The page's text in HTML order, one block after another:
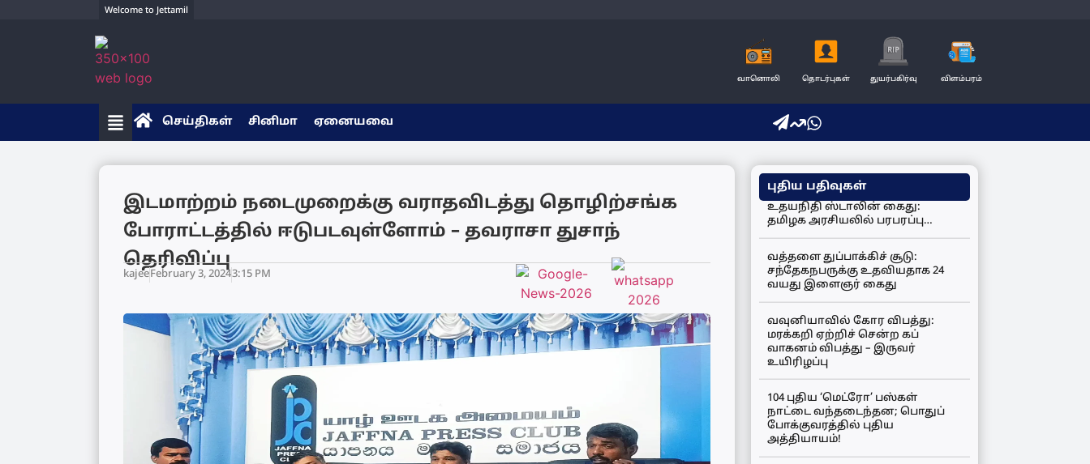
Welcome to Jettamil
வானொலி தொடர்புகள் துயர்பகிர்வு விளம்பரம்
செய்திகள் சினிமா ஏனையவை
இடமாற்றம் நடைமுறைக்கு வராதவிடத்து தொழிற்சங்க
போராட்டத்தில் ஈடுபடவுள்ளோம் – தவராசா துசாந்
தெரிவிப்பு
kajeeFebruary 3, 20243:15 PM
புதிய பதிவுகள்
உதயநிதி ஸ்டாலின் கைது:
தமிழக அரசியலில் பரபரப்பு…
வத்தளை துப்பாக்கிச் சூடு:
சந்தேகநபருக்கு உதவியதாக 24
வயது இளைஞர் கைது
வவுனியாவில் கோர விபத்து:
மரக்கறி ஏற்றிச் சென்ற கப்
வாகனம் விபத்து – இருவர்
உயிரிழப்பு
104 புதிய ‘மெட்ரோ’ பஸ்கள்
நாட்டை வந்தடைந்தன; பொதுப்
போக்குவரத்தில் புதிய
அத்தியாயம்!